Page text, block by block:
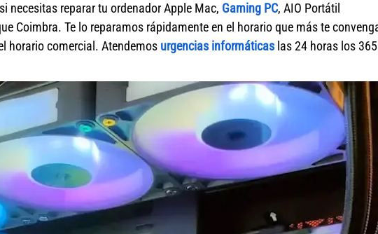
si necesitas reparar tu ordenador Apple Mac, Gaming PC, AIO Portátil
Coimbra. Te lo reparamos rápidamente en el horario que más te
horario comercial. Atendemos urgencias informáticas las 24 horas los 365